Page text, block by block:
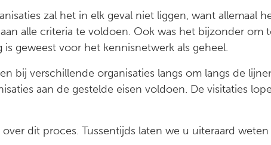
zal het in elk geval niet liggen, want allemaal
alle criteria te voldoen. Ook was het bijzonder om
geweest voor het kennisnetwerk als geheel.
bij verschillende organisaties langs om langs de
aan de gestelde eisen voldoen. De visitaties
dit proces. Tussentijds laten we u uiteraard weten